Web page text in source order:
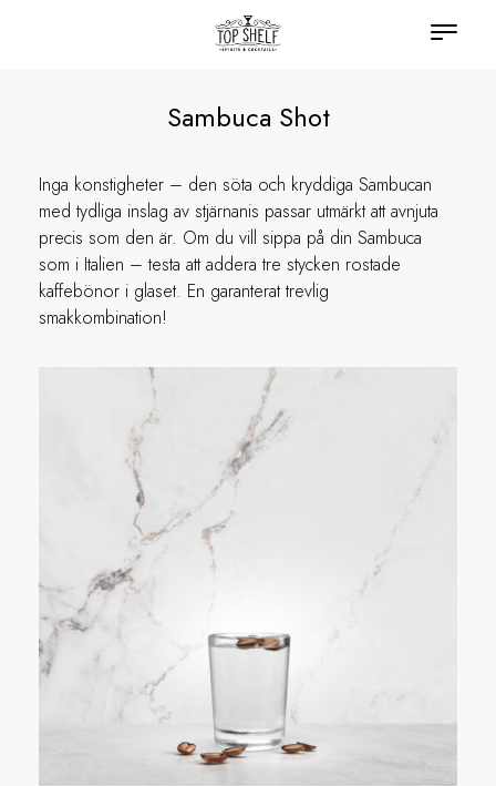
Sambuca Shot
Inga konstigheter – den söta och kryddiga Sambucan
med tydliga inslag av stjärnanis passar utmärkt att avnjuta
precis som den är. Om du vill sippa på din Sambuca
som i Italien – testa att addera tre stycken rostade
kaffebönor i glaset. En garanterat trevlig
smakkombination!